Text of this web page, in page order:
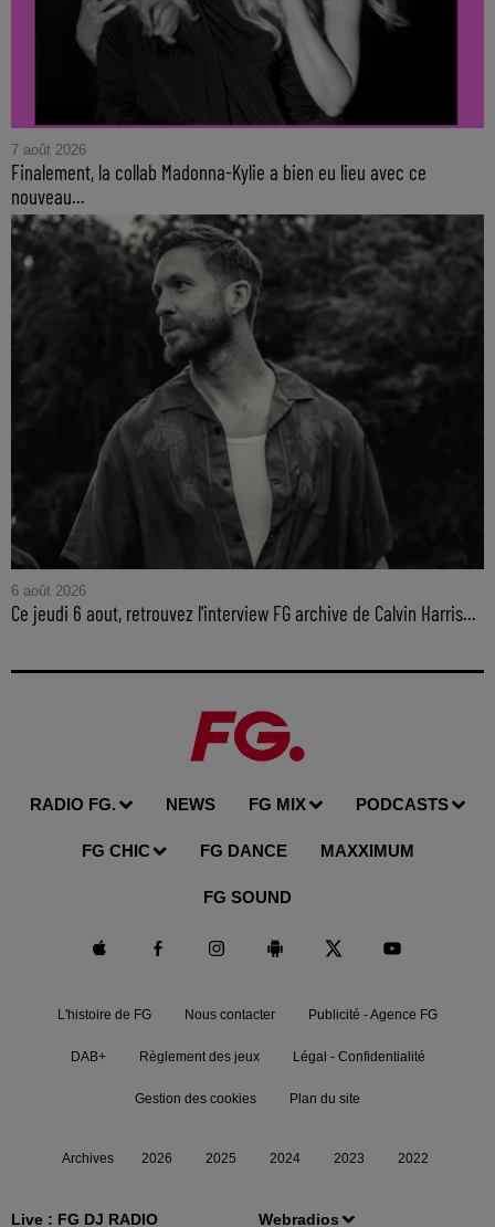
Live : FG DJ RADIO Webradios
7 août 2026
Finalement, la collab Madonna-Kylie a bien eu lieu avec ce
nouveau...
6 août 2026
Ce jeudi 6 aout, retrouvez l'interview FG archive de Calvin Harris...
RADIO FG. NEWS FG MIX PODCASTS
FG CHIC FG DANCE MAXXIMUM
FG SOUND
L'histoire de FG Nous contacter Publicité - Agence FG
DAB+ Règlement des jeux Légal - Confidentialité
Gestion des cookies Plan du site
Archives 2026 2025 2024 2023 2022